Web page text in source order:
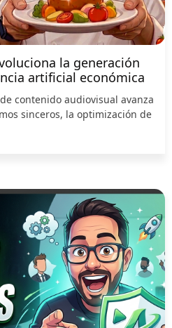
la generación
artificial económica
contenido audiovisual avanza
sinceros, la optimización de